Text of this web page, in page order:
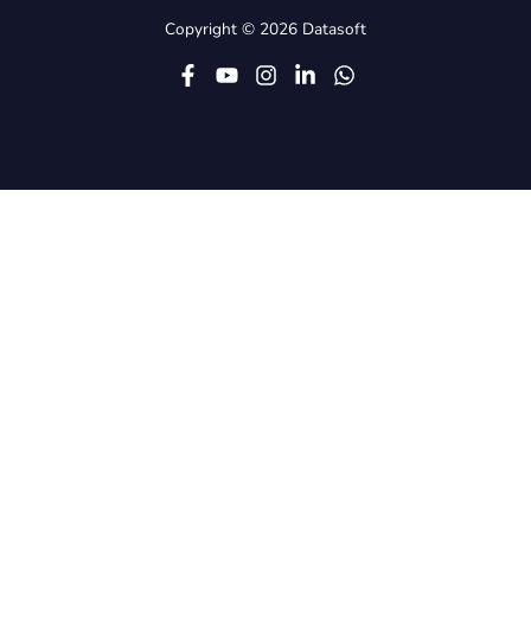
Copyright © 2026 Datasoft